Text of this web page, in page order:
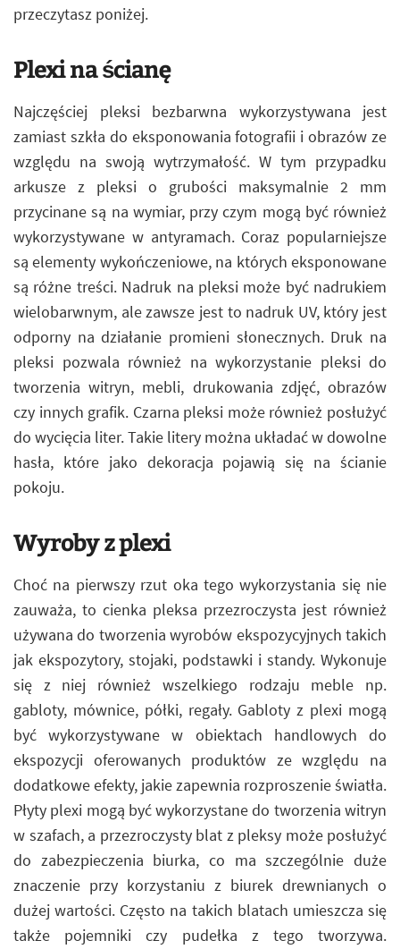
przeczytasz poniżej.
Plexi na ścianę
Najczęściej pleksi bezbarwna wykorzystywana jest
zamiast szkła do eksponowania fotografii i obrazów ze
względu na swoją wytrzymałość. W tym przypadku
arkusze z pleksi o grubości maksymalnie 2 mm
przycinane są na wymiar, przy czym mogą być również
wykorzystywane w antyramach. Coraz popularniejsze
są elementy wykończeniowe, na których eksponowane
są różne treści. Nadruk na pleksi może być nadrukiem
wielobarwnym, ale zawsze jest to nadruk UV, który jest
odporny na działanie promieni słonecznych. Druk na
pleksi pozwala również na wykorzystanie pleksi do
tworzenia witryn, mebli, drukowania zdjęć, obrazów
czy innych grafik. Czarna pleksi może również posłużyć
do wycięcia liter. Takie litery można układać w dowolne
hasła, które jako dekoracja pojawią się na ścianie
pokoju.
Wyroby z plexi
Choć na pierwszy rzut oka tego wykorzystania się nie
zauważa, to cienka pleksa przezroczysta jest również
używana do tworzenia wyrobów ekspozycyjnych takich
jak ekspozytory, stojaki, podstawki i standy. Wykonuje
się z niej również wszelkiego rodzaju meble np.
gabloty, mównice, półki, regały. Gabloty z plexi mogą
być wykorzystywane w obiektach handlowych do
ekspozycji oferowanych produktów ze względu na
dodatkowe efekty, jakie zapewnia rozproszenie światła.
Płyty plexi mogą być wykorzystane do tworzenia witryn
w szafach, a przezroczysty blat z pleksy może posłużyć
do zabezpieczenia biurka, co ma szczególnie duże
znaczenie przy korzystaniu z biurek drewnianych o
dużej wartości. Często na takich blatach umieszcza się
także pojemniki czy pudełka z tego tworzywa.